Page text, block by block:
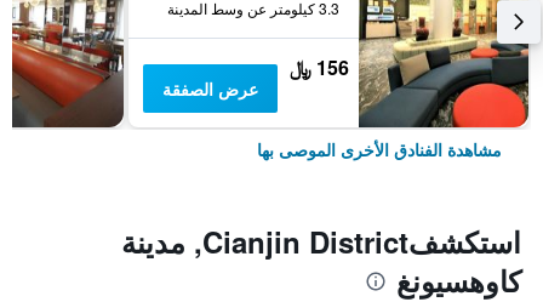
3.3 كيلومتر عن وسط المدينة
156 ﷼
عرض الصفقة
مشاهدة الفنادق الأخرى الموصى بها
استكشفCianjin District, مدينة
كاوهسيونغ